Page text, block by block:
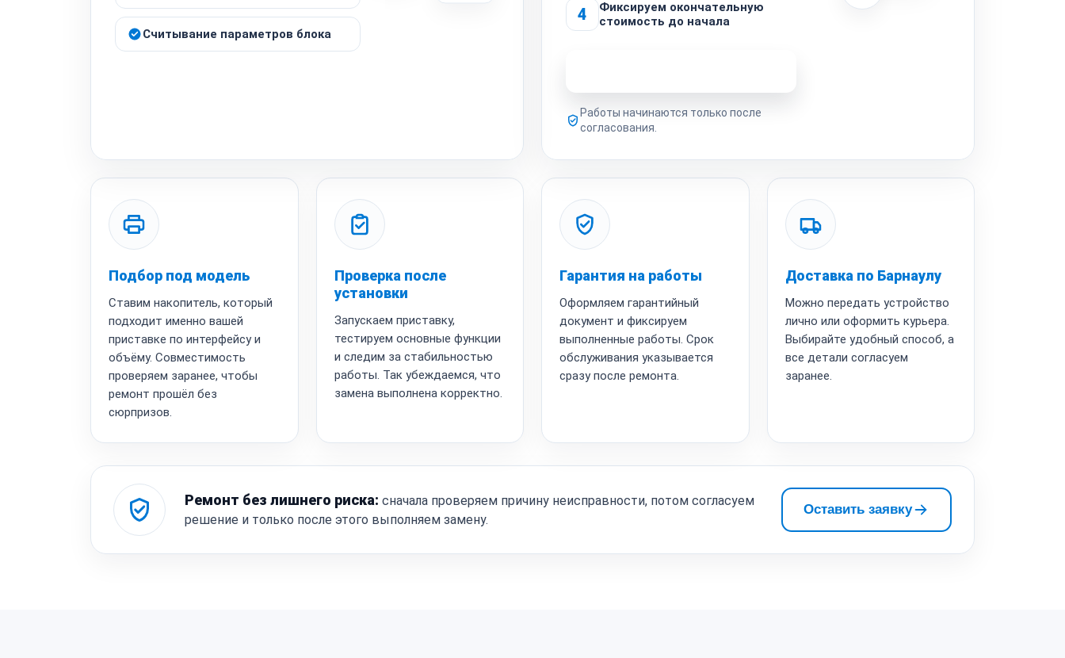
Считывание параметров блока
4
Фиксируем окончательную
стоимость до начала
Работы начинаются только после
согласования.
Подбор под модель
Ставим накопитель, который
подходит именно вашей
приставке по интерфейсу и
объёму. Совместимость
проверяем заранее, чтобы
ремонт прошёл без
сюрпризов.
Проверка после
установки
Запускаем приставку,
тестируем основные функции
и следим за стабильностью
работы. Так убеждаемся, что
замена выполнена корректно.
Гарантия на работы
Оформляем гарантийный
документ и фиксируем
выполненные работы. Срок
обслуживания указывается
сразу после ремонта.
Доставка по Барнаулу
Можно передать устройство
лично или оформить курьера.
Выбирайте удобный способ, а
все детали согласуем
заранее.
Ремонт без лишнего риска: сначала проверяем причину неисправности, потом согласуем
решение и только после этого выполняем замену.
Оставить заявку